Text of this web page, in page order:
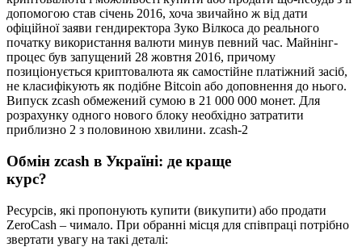
допомогою став січень 2016, хоча звичайно ж від дати
офіційної заяви гендиректора Зуко Вілкоса до реального
початку використання валюти минув певний час. Майнінг-
процес був запущений 28 жовтня 2016, причому
позиціонується криптовалюта як самостійне платіжний засіб,
не класифікують як подібне Bitcoin або доповнення до нього.
Випуск zcash обмежений сумою в 21 000 000 монет. Для
розрахунку одного нового блоку необхідно затратити
приблизно 2 з половиною хвилини. zcash-2
Обмін zcash в Україні: де краще
курс?
Ресурсів, які пропонують купити (викупити) або продати
ZeroСash – чимало. При обранні місця для співпраці потрібно
звертати увагу на такі деталі: